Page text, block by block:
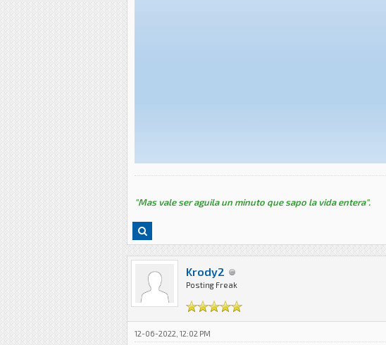
"Mas vale ser aguila un minuto que sapo la vida entera".
Krody2
Posting Freak
12-06-2022, 12:02 PM